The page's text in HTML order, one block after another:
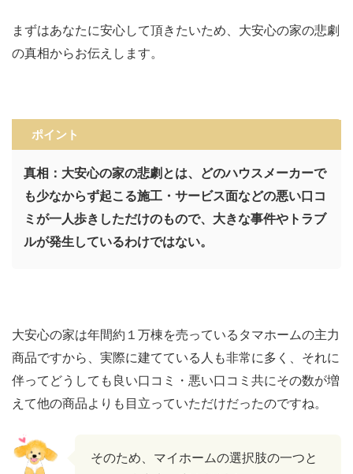
まずはあなたに安心して頂きたいため、大安心の家の悲劇
の真相からお伝えします。
ポイント
真相：大安心の家の悲劇とは、どのハウスメーカーで
も少なからず起こる施工・サービス面などの悪い口コ
ミが一人歩きしただけのもので、大きな事件やトラブ
ルが発生しているわけではない。
大安心の家は年間約１万棟を売っているタマホームの主力
商品ですから、実際に建てている人も非常に多く、それに
伴ってどうしても良い口コミ・悪い口コミ共にその数が増
えて他の商品よりも目立っていただけだったのですね。
そのため、マイホームの選択肢の一つと